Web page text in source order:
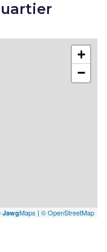
+
−
JawgMaps | © OpenStreetMap